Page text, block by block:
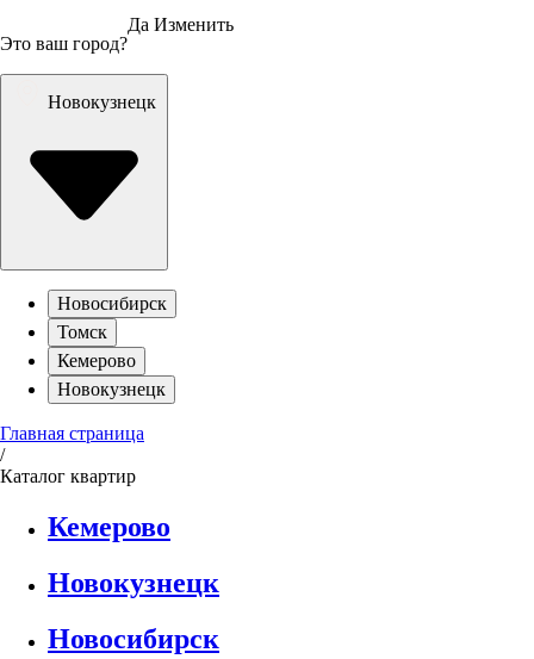
Это ваш город?
Да Изменить
Новокузнецк
Новосибирск
Томск
Кемерово
Новокузнецк
Главная страница
/
Каталог квартир
Кемерово
Новокузнецк
Новосибирск